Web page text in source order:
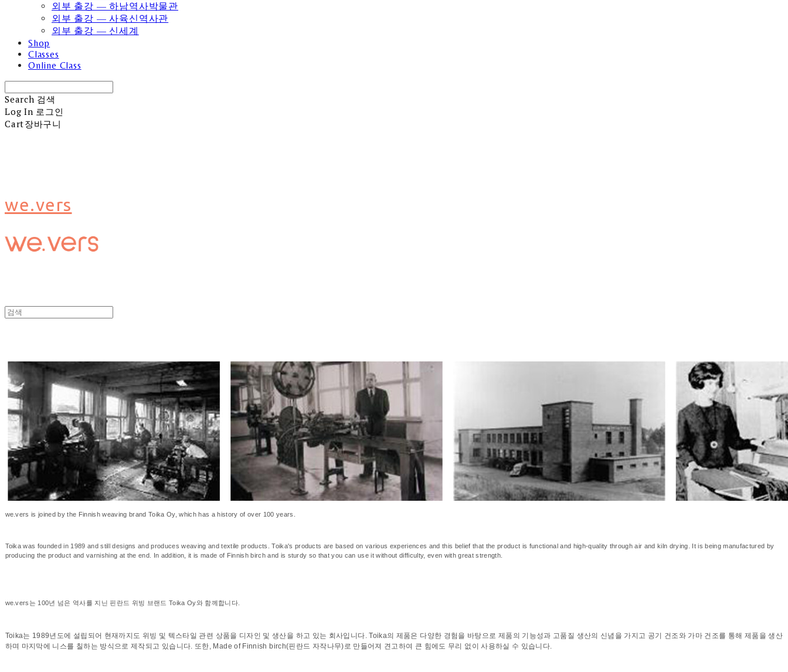
외부 출강 — 하남역사박물관
외부 출강 — 사육신역사관
외부 출강 — 신세계
Shop
Classes
Online Class
Search 검색
Log In 로그인
Cart장바구니
we.vers
we.vers is joined by the Finnish weaving brand Toika Oy, which has a history of over 100 years.
Toika was founded in 1989 and still designs and produces weaving and textile products. Toika's products are based on various experiences and this belief that the product is functional and high-quality through air and kiln drying. It is being manufactured by
producing the product and varnishing at the end. In addition, it is made of Finnish birch and is sturdy so that you can use it without difficulty, even with great strength.
we.vers는 100년 넘은 역사를 지닌 핀란드 위빙 브랜드 Toika Oy와 함께합니다.
Toika는 1989년도에 설립되어 현재까지도 위빙 및 텍스타일 관련 상품을 디자인 및 생산을 하고 있는 회사입니다. Toika의 제품은 다양한 경험을 바탕으로 제품의 기능성과 고품질 생산의 신념을 가지고 공기 건조와 가마 건조를 통해 제품을 생산
하며 마지막에 니스를 칠하는 방식으로 제작되고 있습니다. 또한, Made of Finnish birch(핀란드 자작나무)로 만들어져 견고하여 큰 힘에도 무리 없이 사용하실 수 있습니다.